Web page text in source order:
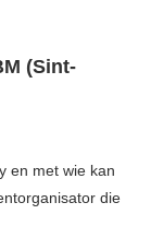
(Sint-
en met wie kan
die